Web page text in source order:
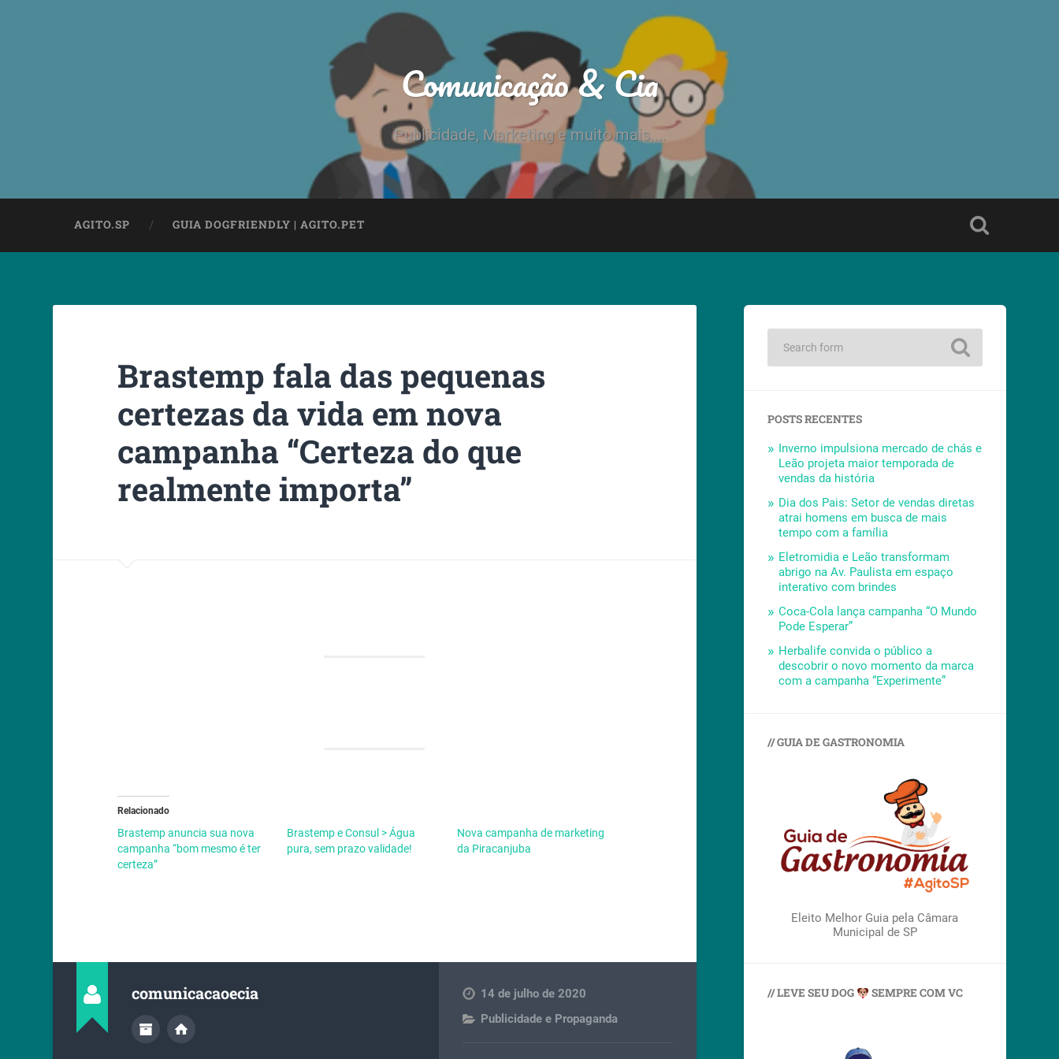
Comunicação & Cia
Publicidade, Marketing e muito mais....
AGITO.SP GUIA DOGFRIENDLY | AGITO.PET
Brastemp fala das pequenas
certezas da vida em nova
campanha “Certeza do que
realmente importa”
Relacionado
Brastemp anuncia sua nova
campanha “bom mesmo é ter
certeza”
Brastemp e Consul > Água
pura, sem prazo validade!
Nova campanha de marketing
da Piracanjuba
comunicacaoecia
14 de julho de 2020
Publicidade e Propaganda
POSTS RECENTES
Inverno impulsiona mercado de chás e
Leão projeta maior temporada de
vendas da história
Dia dos Pais: Setor de vendas diretas
atrai homens em busca de mais
tempo com a família
Eletromidia e Leão transformam
abrigo na Av. Paulista em espaço
interativo com brindes
Coca-Cola lança campanha “O Mundo
Pode Esperar”
Herbalife convida o público a
descobrir o novo momento da marca
com a campanha “Experimente”
// GUIA DE GASTRONOMIA
Eleito Melhor Guia pela Câmara
Municipal de SP
// LEVE SEU DOG SEMPRE COM VC